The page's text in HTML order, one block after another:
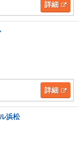
詳細
詳細
浜松